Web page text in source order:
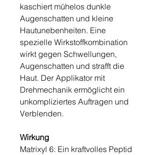
kaschiert mühelos dunkle
Augenschatten und kleine
Hautunebenheiten. Eine
spezielle Wirkstoffkombination
wirkt gegen Schwellungen,
Augenschatten und strafft die
Haut. Der Applikator mit
Drehmechanik ermöglicht ein
unkompliziertes Auftragen und
Verblenden.
Wirkung
Matrixyl 6: Ein kraftvolles Peptid